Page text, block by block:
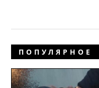
ПОПУЛЯРНОЕ